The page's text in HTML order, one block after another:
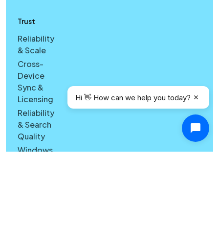
Trust
Reliability
& Scale
Cross-
Device
Sync &
Licensing
Reliability
& Search
Quality
Windows
Hi 👋 How can we help you today?